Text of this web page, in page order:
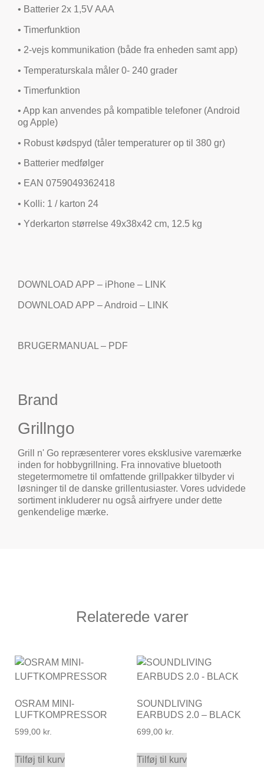
• Batterier 2x 1,5V AAA
• Timerfunktion
• 2-vejs kommunikation (både fra enheden samt app)
• Temperaturskala måler 0- 240 grader
• Timerfunktion
• App kan anvendes på kompatible telefoner (Android
og Apple)
• Robust kødspyd (tåler temperaturer op til 380 gr)
• Batterier medfølger
• EAN 0759049362418
• Kolli: 1 / karton 24
• Yderkarton størrelse 49x38x42 cm, 12.5 kg
DOWNLOAD APP – iPhone – LINK
DOWNLOAD APP – Android – LINK
BRUGERMANUAL – PDF
Brand
Grillngo
Grill n' Go repræsenterer vores eksklusive varemærke
inden for hobbygrillning. Fra innovative bluetooth
stegetermometre til omfattende grillpakker tilbyder vi
løsninger til de danske grillentusiaster. Vores udvidede
sortiment inkluderer nu også airfryere under dette
genkendelige mærke.
Relaterede varer
OSRAM MINI-
LUFTKOMPRESSOR
599,00 kr.
Tilføj til kurv
SOUNDLIVING
EARBUDS 2.0 – BLACK
699,00 kr.
Tilføj til kurv